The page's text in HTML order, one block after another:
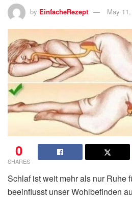
by EinfacheRezept May
0
SHARES
Schlaf ist weit mehr als nur Ruhe
beeinflusst unser Wohlbefinden